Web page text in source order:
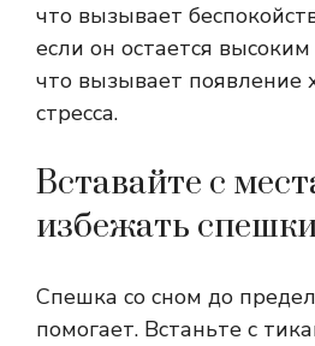
что вызывает
если он остается
что вызывает появление
стресса.
Вставайте с
избежать
Спешка со сном до
помогает. Встаньте с